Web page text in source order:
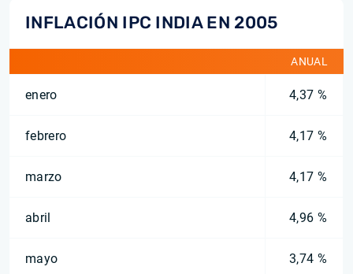
INFLACIÓN IPC INDIA EN 2005
ANUAL
enero 4,37 %
febrero 4,17 %
marzo 4,17 %
abril 4,96 %
mayo 3,74 %